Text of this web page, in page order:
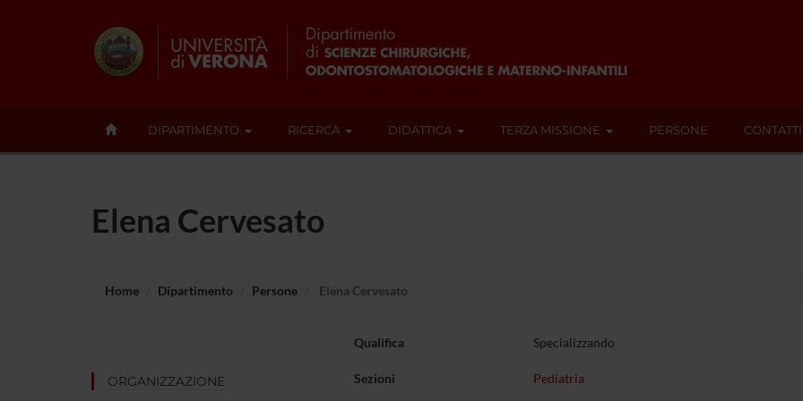
DIPARTIMENTO RICERCA DIDATTICA TERZA MISSIONE PERSONE CONTATTI
Elena Cervesato
Home Dipartimento Persone Elena Cervesato
ORGANIZZAZIONE
Qualifica Specializzando
Sezioni Pediatria